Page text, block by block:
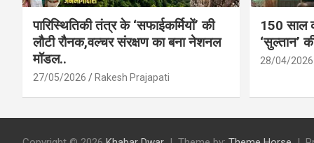
पारिस्थितिकी तंत्र के ‘सफाईकर्मियों’ की
लौटी रौनक,वल्चर संरक्षण का बना नेशनल
मॉडल..
27/05/2026 Rakesh Prajapati
150 साल
‘सुल्तान’
28/04/2026